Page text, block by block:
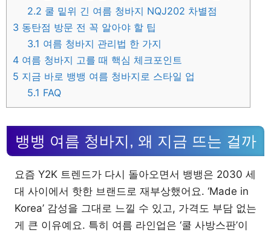
2.2 쿨 밑위 긴 여름 청바지 NQJ202 차별점
3 동탄점 방문 전 꼭 알아야 할 팁
3.1 여름 청바지 관리법 한 가지
4 여름 청바지 고를 때 핵심 체크포인트
5 지금 바로 뱅뱅 여름 청바지로 스타일 업
5.1 FAQ
뱅뱅 여름 청바지, 왜 지금 뜨는 걸까
요즘 Y2K 트렌드가 다시 돌아오면서 뱅뱅은 2030 세
대 사이에서 핫한 브랜드로 재부상했어요. ‘Made in
Korea’ 감성을 그대로 느낄 수 있고, 가격도 부담 없는
게 큰 이유예요. 특히 여름 라인업은 ‘쿨 사방스판’이